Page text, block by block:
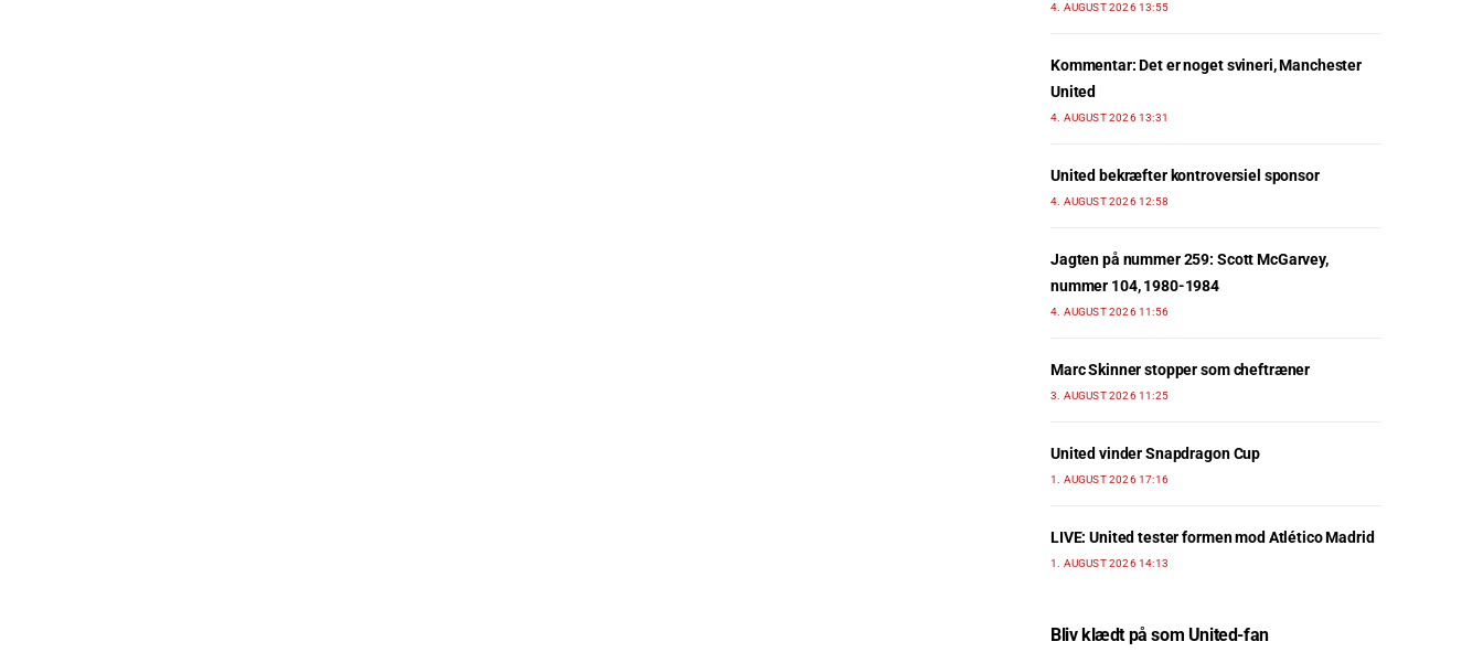
4. AUGUST 2026 13:55
Kommentar: Det er noget svineri, Manchester
United
4. AUGUST 2026 13:31
United bekræfter kontroversiel sponsor
4. AUGUST 2026 12:58
Jagten på nummer 259: Scott McGarvey,
nummer 104, 1980-1984
4. AUGUST 2026 11:56
Marc Skinner stopper som cheftræner
3. AUGUST 2026 11:25
United vinder Snapdragon Cup
1. AUGUST 2026 17:16
LIVE: United tester formen mod Atlético Madrid
1. AUGUST 2026 14:13
Bliv klædt på som United-fan